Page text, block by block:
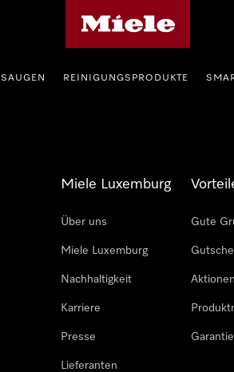
REINIGUNGSPRODUKTE
Miele Luxemburg
Über uns
Miele Luxemburg
Nachhaltigkeit
Karriere
Presse
Lieferanten
Gute
Aktionen